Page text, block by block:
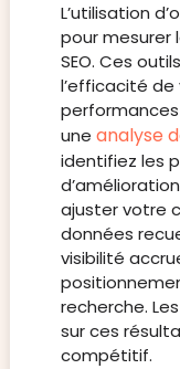
L’utilisation
pour
SEO. Ces
l’efficacité
une analyse
identifiez les
ajuster votre
données
visibilité
recherche.
sur ces
compétitif.